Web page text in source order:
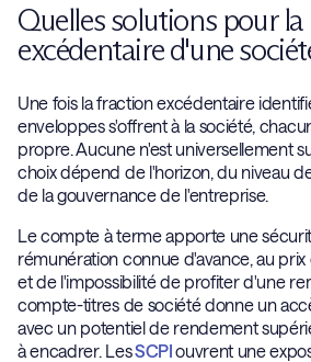
Quelles solutions pour
excédentaire d'une
Une fois la fraction excédentaire
enveloppes s'offrent à la société,
propre. Aucune n'est universellement
choix dépend de l'horizon, du niveau
de la gouvernance de l'entreprise.
Le compte à terme apporte une
rémunération connue d'avance, au
et de l'impossibilité de profiter d'une
compte-titres de société donne un
avec un potentiel de rendement
à encadrer. LesSCPIouvrent une